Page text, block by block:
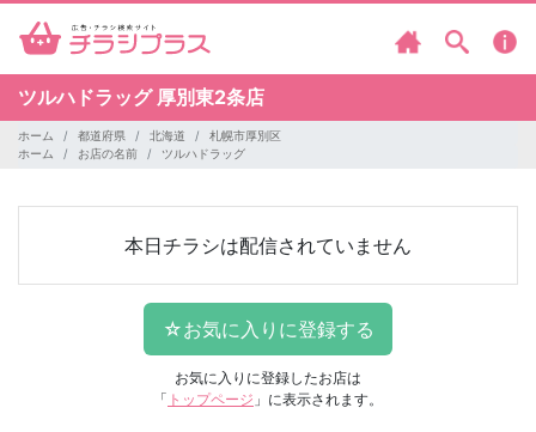
ツルハドラッグ 厚別東2条店
ホーム 都道府県 北海道
札幌市厚別区
ホーム
お店の名前 ツルハドラッグ
本日チラシは配信されていません
お気に入りに登録したお店は
「 トップページ 」に表示されます。